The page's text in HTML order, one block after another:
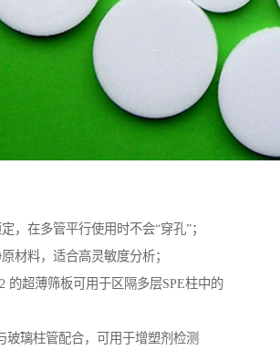
，在多管平行使用时不会“穿孔”；
材料，适合高灵敏度分析；
的超薄筛板可用于区隔多层SPE柱中的
玻璃柱管配合，可用于增塑剂检测